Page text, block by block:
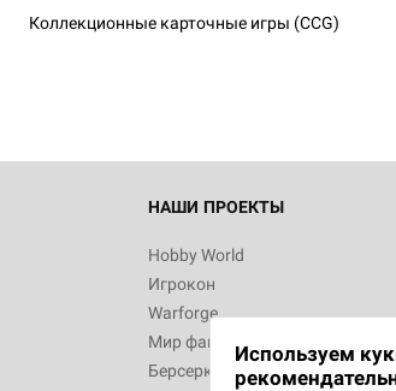
Коллекционные карточные игры (CCG)
НАШИ ПРОЕКТЫ
Hobby World
Игрокон
Warforge
Мир фантастики
Берсерк
Используем